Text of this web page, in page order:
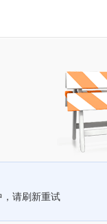
，请刷新重试